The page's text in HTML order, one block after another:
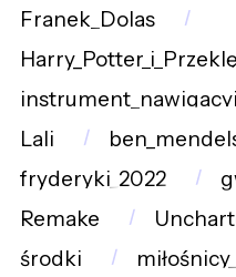
Franek_Dolas
Lali
fryderyki_2022
Remake
środki